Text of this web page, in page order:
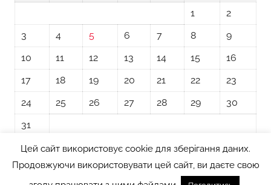
1
2
3
4 5 6 7 8
9
10
11 12 13 14 15
16
17
18 19 20 21 22
23
24
25 26 27 28 29
30
31
« Лип
Цей сайт використовує cookie для зберігання даних.
Продовжуючи використовувати цей сайт, ви даєте свою